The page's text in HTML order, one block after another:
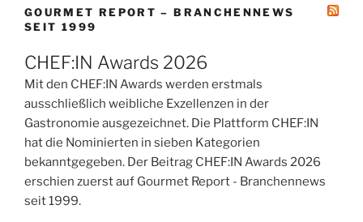
GOURMET REPORT – BRANCHENNEWS
SEIT 1999
CHEF:IN Awards 2026
Mit den CHEF:IN Awards werden erstmals
ausschließlich weibliche Exzellenzen in der
Gastronomie ausgezeichnet. Die Plattform CHEF:IN
hat die Nominierten in sieben Kategorien
bekanntgegeben. Der Beitrag CHEF:IN Awards 2026
erschien zuerst auf Gourmet Report - Branchennews
seit 1999.